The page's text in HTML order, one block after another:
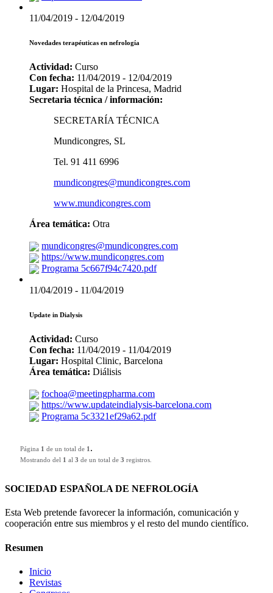
11/04/2019 - 12/04/2019
Novedades terapéuticas en nefrología
Actividad: Curso
Con fecha: 11/04/2019 - 12/04/2019
Lugar: Hospital de la Princesa, Madrid
Secretaria técnica / información:
SECRETARÍA TÉCNICA
Mundicongres, SL
Tel. 91 411 6996
mundicongres@mundicongres.com
www.mundicongres.com
Área temática: Otra
mundicongres@mundicongres.com
https://www.mundicongres.com
Programa 5c667f94c7420.pdf
11/04/2019 - 11/04/2019
Update in Dialysis
Actividad: Curso
Con fecha: 11/04/2019 - 11/04/2019
Lugar: Hospital Clinic, Barcelona
Área temática: Diálisis
fochoa@meetingpharma.com
https://www.updateindialysis-barcelona.com
Programa 5c3321ef29a62.pdf
Página 1 de un total de 1 .
Mostrando del 1 al 3 de un total de 3 registros.
SOCIEDAD ESPAÑOLA DE NEFROLOGÍA
Esta Web pretende favorecer la información, comunicación y
cooperación entre sus miembros y el resto del mundo científico.
Resumen
Inicio
Revistas